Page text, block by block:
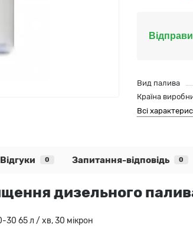
Вид палива
Країна
Всі
Відгуки 0 Запитання-відповідь 0
дизельного
30 65 л / хв, 30 мікрон